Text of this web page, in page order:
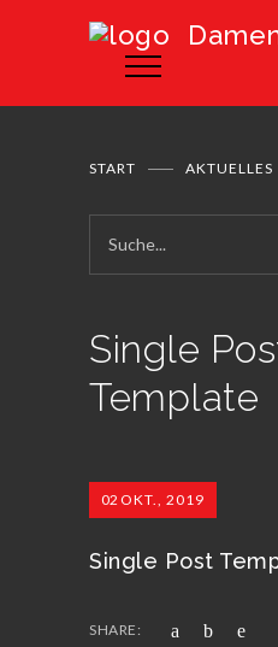
START AKTUELLES
Single
Template
02 OKT., 2019
Single Post
SHARE: